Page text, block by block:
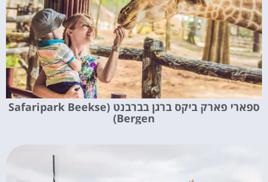
ספארי פארק ביקס ברגן בברבנט (Safaripark Beekse
Bergen)